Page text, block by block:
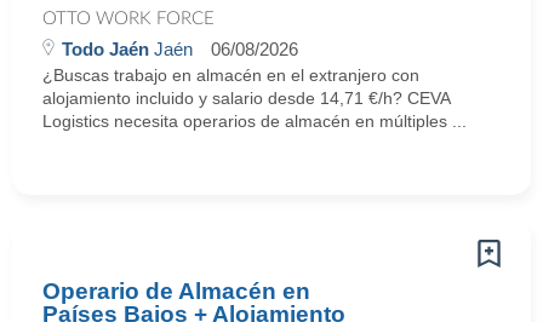
OTTO WORK FORCE
Todo Jaén Jaén 06/08/2026
¿Buscas trabajo en almacén en el extranjero con
alojamiento incluido y salario desde 14,71 €/h? CEVA
Logistics necesita operarios de almacén en múltiples ...
Operario de Almacén en
Países Bajos + Alojamiento